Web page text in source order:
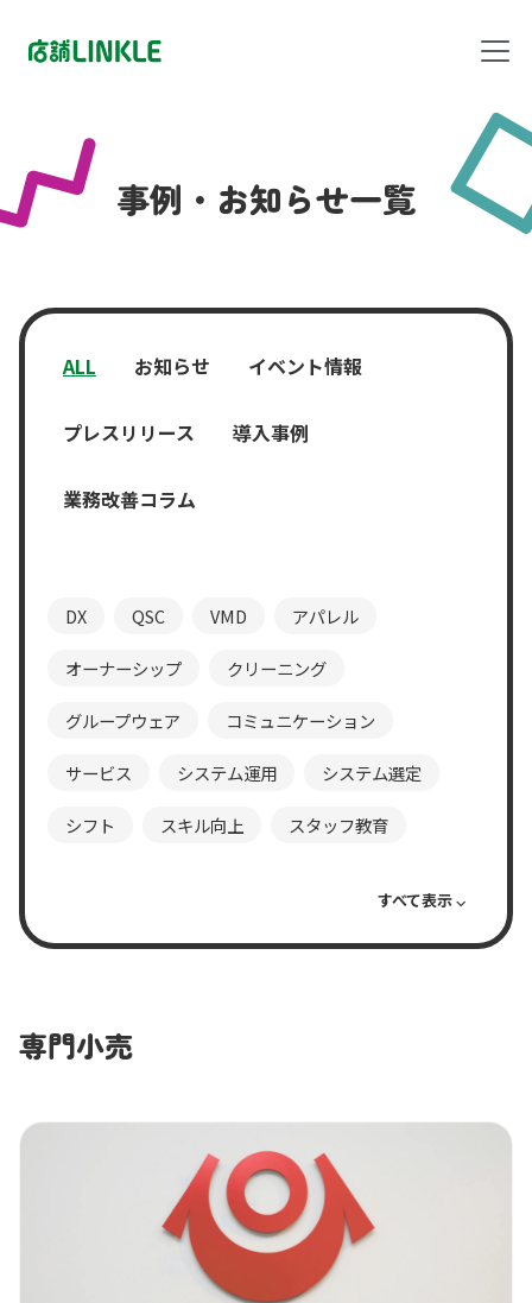
事例・お知らせ一覧
ALL お知らせ イベント情報
プレスリリース 導入事例
業務改善コラム
DX QSC VMD アパレル
オーナーシップ クリーニング
グループウェア コミュニケーション
サービス システム運用 システム選定
シフト スキル向上 スタッフ教育
チャットツール
効率化 動画 売り場 実施管理
専門店 小売
店舗オペレーション 情報共有 接客
生成AI 生産性
専門小売